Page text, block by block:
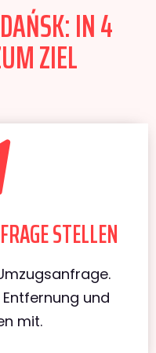
IN 4
ZIEL
STELLEN
und
mit.